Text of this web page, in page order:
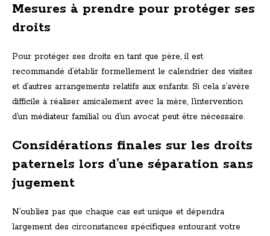
Mesures à prendre pour protéger ses
droits
Pour protéger ses droits en tant que père, il est
recommandé d’établir formellement le calendrier des visites
et d’autres arrangements relatifs aux enfants. Si cela s’avère
difficile à réaliser amicalement avec la mère, l’intervention
d’un médiateur familial ou d’un avocat peut être nécessaire.
Considérations finales sur les droits
paternels lors d’une séparation sans
jugement
N’oubliez pas que chaque cas est unique et dépendra
largement des circonstances spécifiques entourant votre